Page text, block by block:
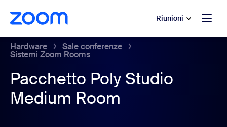
principale
di assistenza Riunioni
Hardware Sale conferenze
Sistemi Zoom Rooms
Pacchetto Poly Studio
Medium Room